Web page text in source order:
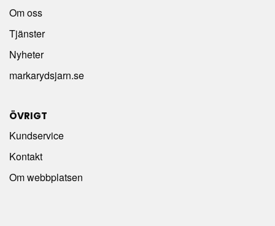
Om oss
Tjänster
Nyheter
markarydsjarn.se
ÖVRIGT
Kundservice
Kontakt
Om webbplatsen